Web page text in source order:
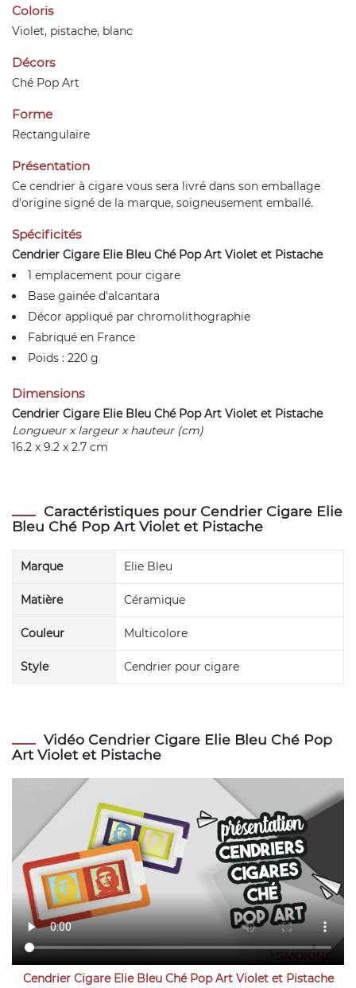
Coloris
Violet, pistache, blanc
Décors
Ché Pop Art
Forme
Rectangulaire
Présentation
Ce cendrier à cigare vous sera livré dans son emballage
d'origine signé de la marque, soigneusement emballé.
Spécificités
Cendrier Cigare Elie Bleu Ché Pop Art Violet et Pistache
1 emplacement pour cigare
Base gainée d'alcantara
Décor appliqué par chromolithographie
Fabriqué en France
Poids : 220 g
Dimensions
Cendrier Cigare Elie Bleu Ché Pop Art Violet et Pistache
Longueur x largeur x hauteur (cm)
16.2 x 9.2 x 2.7 cm
Caractéristiques pour Cendrier Cigare Elie
Bleu Ché Pop Art Violet et Pistache
Marque Elie Bleu
Matière Céramique
Couleur Multicolore
Style Cendrier pour cigare
Vidéo Cendrier Cigare Elie Bleu Ché Pop
Art Violet et Pistache
Cendrier Cigare Elie Bleu Ché Pop Art Violet et Pistache